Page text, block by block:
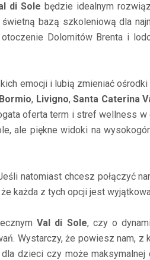
di Sole będzie idealnym
bazą szkoleniową dla
Dolomitów Brenta i
emocji i lubią zmieniać ośrodki
Bormio, Livigno,Santa Caterina
oferta term i stref wellness w
ale piękne widoki na
natomiast chcesz połączyć
każda z tych opcji jest
Val di Sole, czy o
Wystarczy, że powiesz nam, z
dzieci czy może maksymalnej